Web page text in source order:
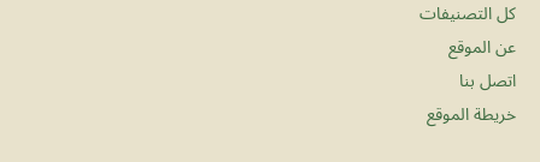
كل التصنيفات
عن الموقع
اتصل بنا
خريطة الموقع